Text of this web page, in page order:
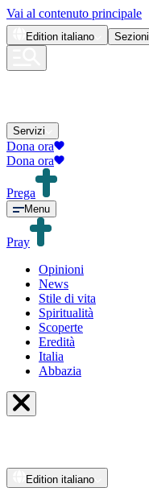
Vai al contenuto principale
Edition italiano Sezioni
Servizi
Dona ora
Dona ora
Prega
Menu
Pray
Opinioni
News
Stile di vita
Spiritualità
Scoperte
Eredità
Italia
Abbazia
Edition italiano